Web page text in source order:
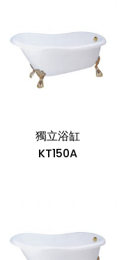
獨立浴缸
KT150A